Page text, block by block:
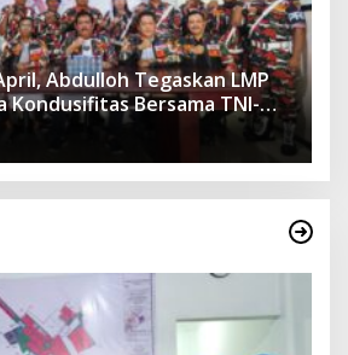
Abdulloh Tegaskan LMP
Kondusifitas Bersama TNI-